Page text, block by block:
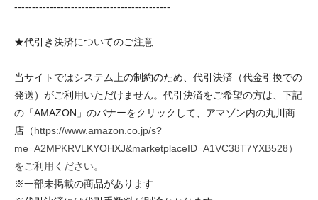
--------------------------------------------
★代引き決済についてのご注意
当サイトではシステム上の制約のため、代引決済（代金引換での
発送）がご利用いただけません。代引決済をご希望の方は、下記
の「AMAZON」のバナーをクリックして、アマゾン内の丸川商
店（https://www.amazon.co.jp/s?
me=A2MPKRVLKYOHXJ&marketplaceID=A1VC38T7YXB528）
をご利用ください。
※一部未掲載の商品があります